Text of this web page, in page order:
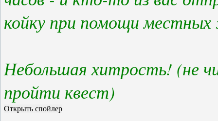
койку при помощи
Небольшая хитрость! (не
пройти квест)